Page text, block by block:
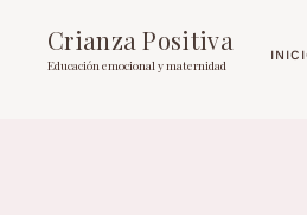
Crianza Positiva
Educación emocional y maternidad